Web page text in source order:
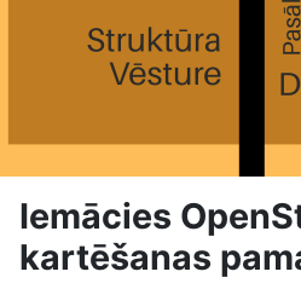
Iemācies
kartēšanas